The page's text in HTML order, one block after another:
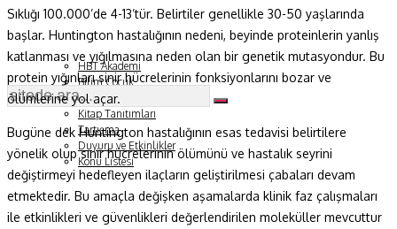
Teknoyaşam
Fazlası
HBT Akademi
Bilim Çocuk
Soru ve Yanıt
Kitap Tanıtımları
Tartışma
Duyuru ve Etkinlikler
Konu Listesi
Sıklığı 100.000’de 4-13’tür. Belirtiler genellikle 30-50 yaşlarında
başlar. Huntington hastalığının nedeni, beyinde proteinlerin yanlış
katlanması ve yığılmasına neden olan bir genetik mutasyondur. Bu
protein yığınları sinir hücrelerinin fonksiyonlarını bozar ve
ölümlerine yol açar.
Bugüne dek Huntington hastalığının esas tedavisi belirtilere
yönelik olup sinir hücrelerinin ölümünü ve hastalık seyrini
değiştirmeyi hedefleyen ilaçların geliştirilmesi çabaları devam
etmektedir. Bu amaçla değişken aşamalarda klinik faz çalışmaları
ile etkinlikleri ve güvenlikleri değerlendirilen moleküller mevcuttur